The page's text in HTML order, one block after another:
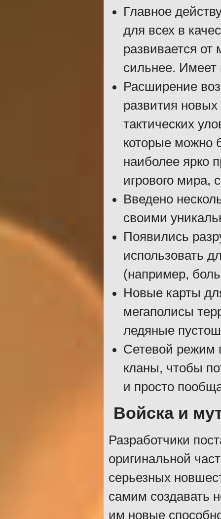
Главное
для всех в
развивается
сильнее.
Расширение
развития
тактических
которые можно
наиболее ярко
игрового мира,
Введено
своими
Появились
использовать
(например,
Новые карты
мегаполисы
ледяные
Сетевой режим
кланы, чтобы
и просто
Войска и
Разработчики
оригинальной
серьезных
самим создавать
им новые